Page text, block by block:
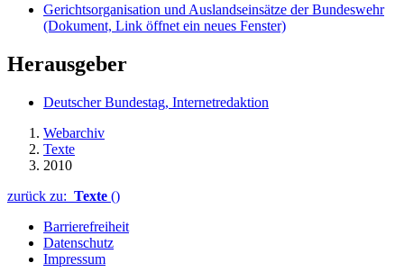
Gerichtsorganisation und Auslandseinsätze der Bundeswehr
(Dokument, Link öffnet ein neues Fenster)
Herausgeber
Deutscher Bundestag, Internetredaktion
Webarchiv
Texte
2010
zurück zu: Texte ()
Barrierefreiheit
Datenschutz
Impressum